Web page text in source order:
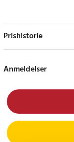
Den lave vægt på
reducerer
mekaniske
Præcision,
Med en
sporingshastighed
selv ved hurtige
det nemt at
Prishistorie
Anmeldelser